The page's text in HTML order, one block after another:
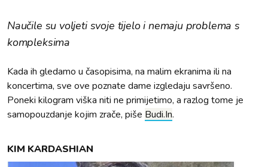
Naučile su voljeti svoje tijelo i nemaju problema s
kompleksima
Kada ih gledamo u časopisima, na malim ekranima ili na
koncertima, sve ove poznate dame izgledaju savršeno.
Poneki kilogram viška niti ne primijetimo, a razlog tome je
samopouzdanje kojim zrače, piše Budi.In.
KIM KARDASHIAN